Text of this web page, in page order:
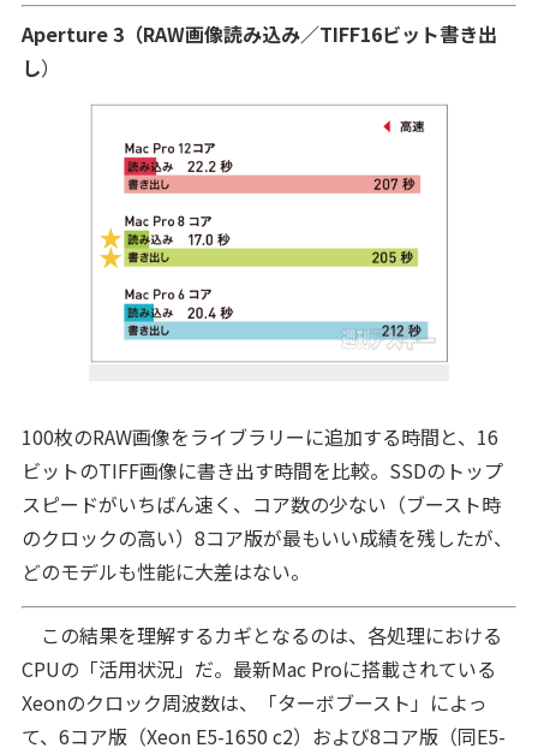
Aperture 3（RAW画像読み込み／TIFF16ビット書き出
し）
100枚のRAW画像をライブラリーに追加する時間と、16
ビットのTIFF画像に書き出す時間を比較。SSDのトップ
スピードがいちばん速く、コア数の少ない（ブースト時
のクロックの高い）8コア版が最もいい成績を残したが、
どのモデルも性能に大差はない。
この結果を理解するカギとなるのは、各処理における
CPUの「活用状況」だ。最新Mac Proに搭載されている
Xeonのクロック周波数は、「ターボブースト」によっ
て、6コア版（Xeon E5-1650 c2）および8コア版（同E5-